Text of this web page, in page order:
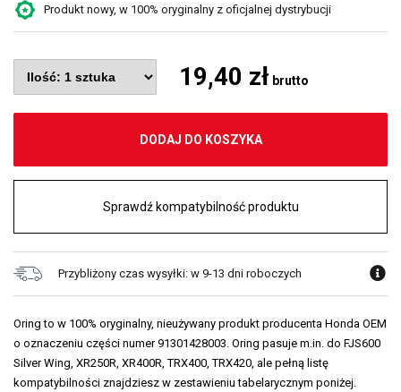
Produkt nowy, w 100% oryginalny z oficjalnej dystrybucji
19,40 zł brutto
DODAJ DO KOSZYKA
Sprawdź kompatybilność produktu
Przybliżony czas wysyłki: w 9-13 dni roboczych
Oring to w 100% oryginalny, nieużywany produkt producenta Honda OEM
o oznaczeniu części numer 91301428003. Oring pasuje m.in. do FJS600
Silver Wing, XR250R, XR400R, TRX400, TRX420, ale pełną listę
kompatybilności znajdziesz w zestawieniu tabelarycznym poniżej.